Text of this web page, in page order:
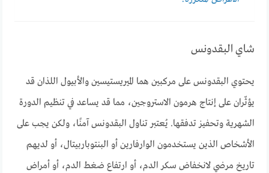
شاي البقدونس
يحتوي البقدونس على مركبين هما الميريستيسين والأبيول اللذان قد
يؤثّران على إنتاج هرمون الاستروجين، مما قد يساعد في تنظيم الدورة
الشهرية وتحفيز تدفقها. يُعتبر تناول البقدونس آمنًا، ولكن يجب على
الأشخاص الذين يستخدمون الوارفارين أو البنتوباربيتال، أو لديهم
تاريخ مرضي لانخفاض سكر الدم، أو ارتفاع ضغط الدم، أو أمراض